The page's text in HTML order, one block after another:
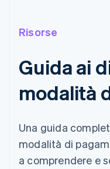
Risorse
Guida ai
modalità
Una guida
modalità di
a comprendere e